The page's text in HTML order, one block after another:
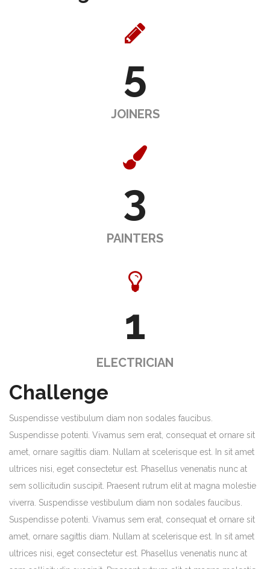
5
JOINERS
3
PAINTERS
1
ELECTRICIAN
Challenge
Suspendisse vestibulum diam non sodales faucibus.
Suspendisse potenti. Vivamus sem erat, consequat et ornare sit
amet, ornare sagittis diam. Nullam at scelerisque est. In sit amet
ultrices nisi, eget consectetur est. Phasellus venenatis nunc at
sem sollicitudin suscipit. Praesent rutrum elit at magna molestie
viverra. Suspendisse vestibulum diam non sodales faucibus.
Suspendisse potenti. Vivamus sem erat, consequat et ornare sit
amet, ornare sagittis diam. Nullam at scelerisque est. In sit amet
ultrices nisi, eget consectetur est. Phasellus venenatis nunc at